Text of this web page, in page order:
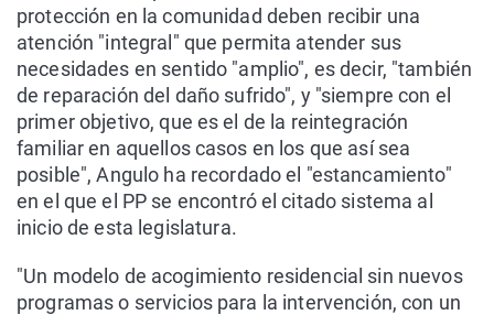
protección en la comunidad deben recibir una
atención "integral" que permita atender sus
necesidades en sentido "amplio", es decir, "también
de reparación del daño sufrido", y "siempre con el
primer objetivo, que es el de la reintegración
familiar en aquellos casos en los que así sea
posible", Angulo ha recordado el "estancamiento"
en el que el PP se encontró el citado sistema al
inicio de esta legislatura.
"Un modelo de acogimiento residencial sin nuevos
programas o servicios para la intervención, con un